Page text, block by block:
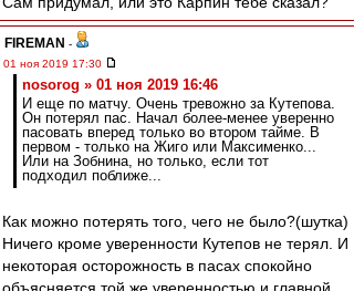
FIREMAN -
01 ноя 2019 17:30
nosorog » 01 ноя 2019 16:46
И еще по матчу. Очень тревожно за Кутепова.
Он потерял пас. Начал более-менее уверенно
пасовать вперед только во втором тайме. В
первом - только на Жиго или Максименко...
Или на Зобнина, но только, если тот
подходил поближе...
Как можно потерять того, чего не было?(шутка)
Ничего кроме уверенности Кутепов не терял. И
некоторая осторожность в пасах спокойно